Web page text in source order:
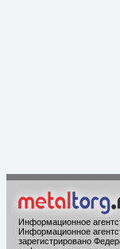
Информационное
Информационное
зарегистрировано